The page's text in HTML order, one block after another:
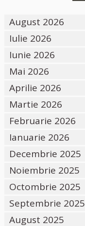
August 2026
Iulie 2026
Iunie 2026
Mai 2026
Aprilie 2026
Martie 2026
Februarie 2026
Ianuarie 2026
Decembrie 2025
Noiembrie 2025
Octombrie 2025
Septembrie 2025
August 2025